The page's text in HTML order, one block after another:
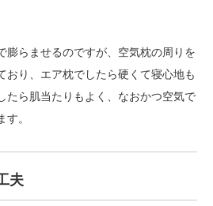
膨らませるのですが、空気枕の周りを
おり、エア枕でしたら硬くて寝心地も
たら肌当たりもよく、なおかつ空気で
。
夫